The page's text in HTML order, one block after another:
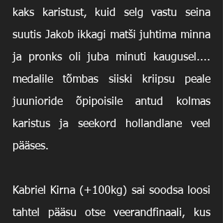
kaks karistust, kuid selg vastu seina
suutis Jakob ikkagi matši juhtima minna
ja pronks oli juba minuti kaugusel....
medalile tõmbas siiski kriipsu peale
juunioride õpipoisile antud kolmas
karistus ja seekord hollandlane veel
pääses.
Kabriel Kirna (+100kg) sai soodsa loosi
tahtel pääsu otse veerandfinaali, kus